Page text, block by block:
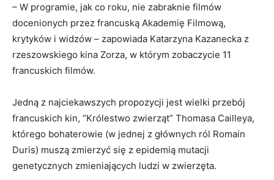
– W programie, jak co roku, nie zabraknie filmów
docenionych przez francuską Akademię Filmową,
krytyków i widzów – zapowiada Katarzyna Kazanecka z
rzeszowskiego kina Zorza, w którym zobaczycie 11
francuskich filmów.
Jedną z najciekawszych propozycji jest wielki przebój
francuskich kin, “Królestwo zwierząt” Thomasa Cailleya,
którego bohaterowie (w jednej z głównych ról Romain
Duris) muszą zmierzyć się z epidemią mutacji
genetycznych zmieniających ludzi w zwierzęta.